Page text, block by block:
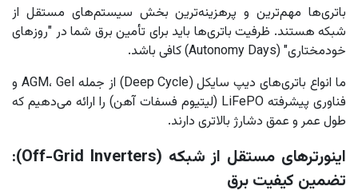
باتری‌ها مهم‌ترین و پرهزینه‌ترین بخش سیستم‌های مستقل از
شبکه هستند. ظرفیت باتری‌ها باید برای تأمین برق شما در "روزهای
خودمختاری" (Autonomy Days) کافی باشد.
ما انواع باتری‌های دیپ سایکل (Deep Cycle) از جمله AGM، Gel و
فناوری پیشرفته LiFePO (لیتیوم فسفات آهن) را ارائه می‌دهیم که
طول عمر و عمق دشارژ بالاتری دارند.
اینورترهای مستقل از شبکه (Off-Grid Inverters):
تضمین کیفیت برق